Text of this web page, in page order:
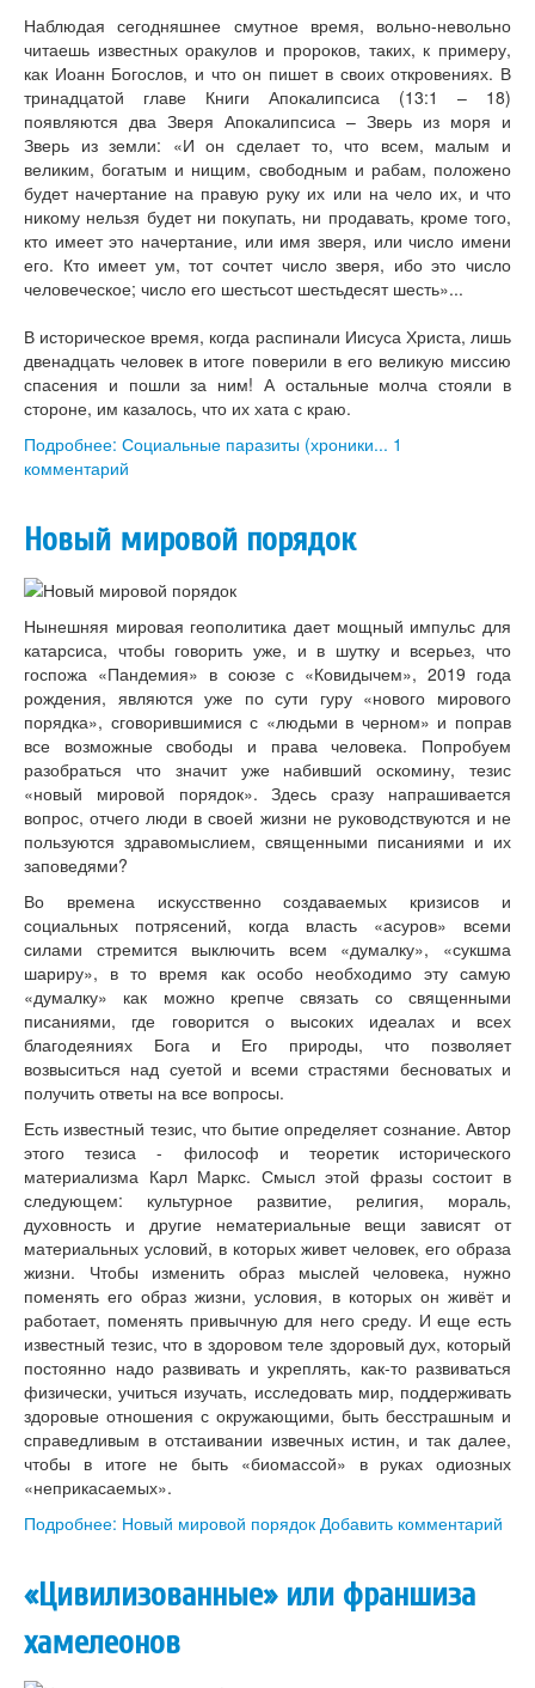
Наблюдая сегодняшнее смутное время, вольно-невольно
читаешь известных оракулов и пророков, таких, к примеру,
как Иоанн Богослов, и что он пишет в своих откровениях. В
тринадцатой главе Книги Апокалипсиса (13:1 – 18)
появляются два Зверя Апокалипсиса – Зверь из моря и
Зверь из земли: «И он сделает то, что всем, малым и
великим, богатым и нищим, свободным и рабам, положено
будет начертание на правую руку их или на чело их, и что
никому нельзя будет ни покупать, ни продавать, кроме того,
кто имеет это начертание, или имя зверя, или число имени
его. Кто имеет ум, тот сочтет число зверя, ибо это число
человеческое; число его шестьсот шестьдесят шесть»...
В историческое время, когда распинали Иисуса Христа, лишь
двенадцать человек в итоге поверили в его великую миссию
спасения и пошли за ним! А остальные молча стояли в
стороне, им казалось, что их хата с краю.
Подробнее: Социальные паразиты (хроники... 1
комментарий
Новый мировой порядок
Нынешняя мировая геополитика дает мощный импульс для
катарсиса, чтобы говорить уже, и в шутку и всерьез, что
госпожа «Пандемия» в союзе с «Ковидычем», 2019 года
рождения, являются уже по сути гуру «нового мирового
порядка», сговорившимися с «людьми в черном» и поправ
все возможные свободы и права человека. Попробуем
разобраться что значит уже набивший оскомину, тезис
«новый мировой порядок». Здесь сразу напрашивается
вопрос, отчего люди в своей жизни не руководствуются и не
пользуются здравомыслием, священными писаниями и их
заповедями?
Во времена искусственно создаваемых кризисов и
социальных потрясений, когда власть «асуров» всеми
силами стремится выключить всем «думалку», «сукшма
шариру», в то время как особо необходимо эту самую
«думалку» как можно крепче связать со священными
писаниями, где говорится о высоких идеалах и всех
благодеяниях Бога и Его природы, что позволяет
возвыситься над суетой и всеми страстями бесноватых и
получить ответы на все вопросы.
Есть известный тезис, что бытие определяет сознание. Автор
этого тезиса - философ и теоретик исторического
материализма Карл Маркс. Смысл этой фразы состоит в
следующем: культурное развитие, религия, мораль,
духовность и другие нематериальные вещи зависят от
материальных условий, в которых живет человек, его образа
жизни. Чтобы изменить образ мыслей человека, нужно
поменять его образ жизни, условия, в которых он живёт и
работает, поменять привычную для него среду. И еще есть
известный тезис, что в здоровом теле здоровый дух, который
постоянно надо развивать и укреплять, как-то развиваться
физически, учиться изучать, исследовать мир, поддерживать
здоровые отношения с окружающими, быть бесстрашным и
справедливым в отстаивании извечных истин, и так далее,
чтобы в итоге не быть «биомассой» в руках одиозных
«неприкасаемых».
Подробнее: Новый мировой порядок Добавить комментарий
«Цивилизованные» или франшиза
хамелеонов